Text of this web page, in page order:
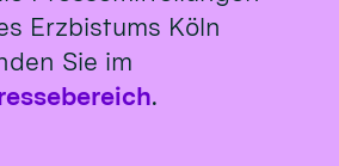
Erzbistums Köln
Sie im
.